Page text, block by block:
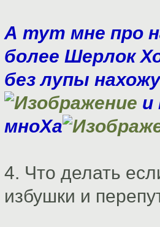
А тут мне про
более Шерлок
без лупы
и
мноХа
4. Что делать
избушки и